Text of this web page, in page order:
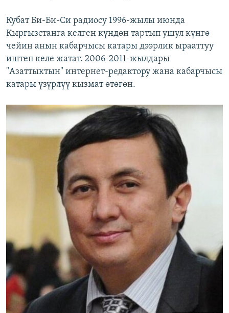
Кубат Би-Би-Си радиосу 1996-жылы июнда
Кыргызстанга келген күндөн тартып ушул күнгө
чейин анын кабарчысы катары дээрлик ырааттуу
иштеп келе жатат. 2006-2011-жылдары
"Азаттыктын" интернет-редактору жана кабарчысы
катары үзүрлүү кызмат өтөгөн.